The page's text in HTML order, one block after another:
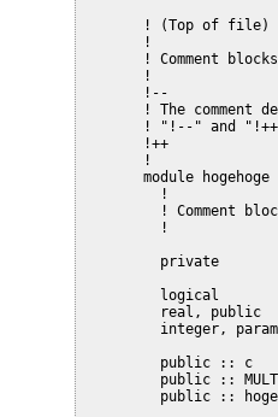
     ! (Top of file)
     !
! Comment
     !
     !--
! The comment
! "!--" and
     !++
     !
     module hogehoge
       !
! Comment
       !
       private
logical
real, public
integer,
       public :: c
public ::
public ::